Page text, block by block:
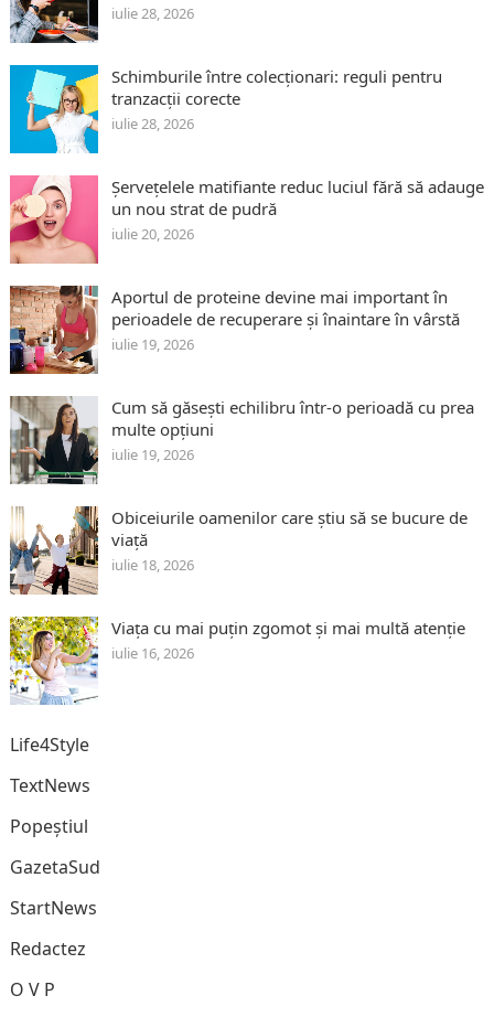
iulie 28, 2026
Schimburile între colecționari: reguli pentru
tranzacții corecte
iulie 28, 2026
Șervețelele matifiante reduc luciul fără să adauge
un nou strat de pudră
iulie 20, 2026
Aportul de proteine devine mai important în
perioadele de recuperare și înaintare în vârstă
iulie 19, 2026
Cum să găsești echilibru într-o perioadă cu prea
multe opțiuni
iulie 19, 2026
Obiceiurile oamenilor care știu să se bucure de
viață
iulie 18, 2026
Viața cu mai puțin zgomot și mai multă atenție
iulie 16, 2026
Life4Style
TextNews
Popeștiul
GazetaSud
StartNews
Redactez
O V P